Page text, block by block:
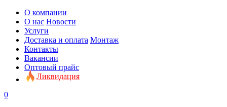
О компании
О нас Новости
Услуги
Доставка и оплата Монтаж
Контакты
Вакансии
Оптовый прайс
Ликвидация
0